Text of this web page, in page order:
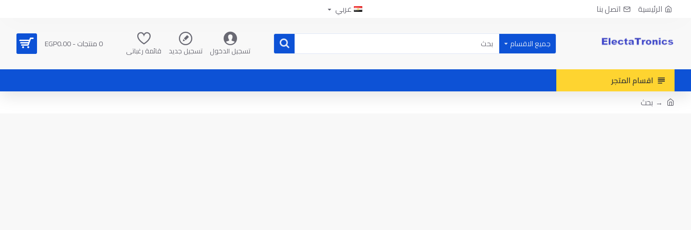
الرئيسية اتصل بنا عربي
جميع الاقسام
تسجيل الدخول تسجيل جديد قائمة رغباتي
0 منتجات - EGP0.00
اقسام المتجر
بحث